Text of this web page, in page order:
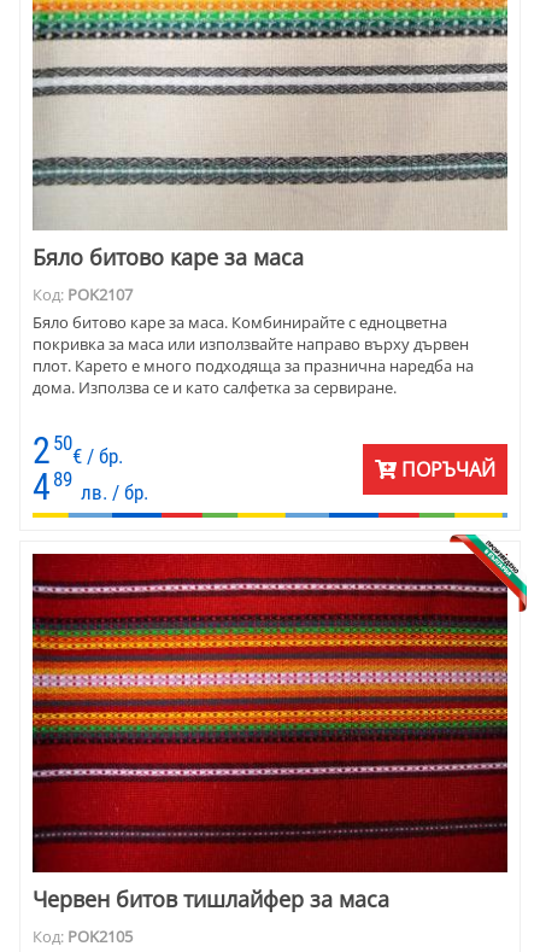
Бяло битово каре за маса
Код: POK2107
Бяло битово каре за маса. Комбинирайте с едноцветна
покривка за маса или използвайте направо върху дървен
плот. Карето е много подходяща за празнична наредба на
дома. Използва се и като салфетка за сервиране.
2 50
€ / бр.
4 89
лв. / бр.
ПОРЪЧАЙ
Червен битов тишлайфер за маса
Код: POK2105